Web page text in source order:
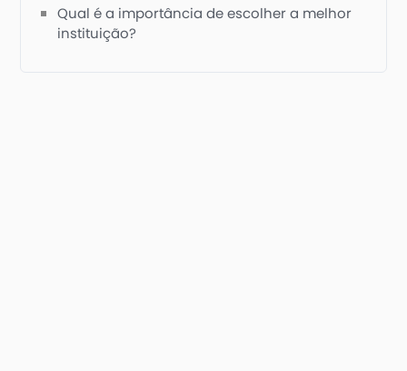
Qual é a importância de escolher a melhor
instituição?